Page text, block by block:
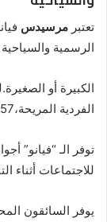
تعتبر مرسيدس
الرسمية والسياحية
الكبيرة أو
الفردية المريحة،01011322557
توفر الـ “فيانو”
للاجتماعات أثناء
يوفر السائقون